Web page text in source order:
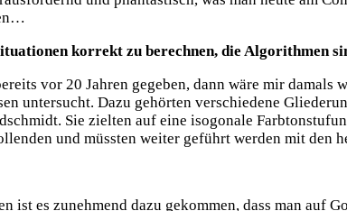
korrekt zu berechnen, die Algorithmen
vor 20 Jahren gegeben, dann wäre mir
untersucht. Dazu gehörten verschiedene
Sie zielten auf eine isogonale
und müssten weiter geführt werden mit den
ist es zunehmend dazu gekommen, dass man auf